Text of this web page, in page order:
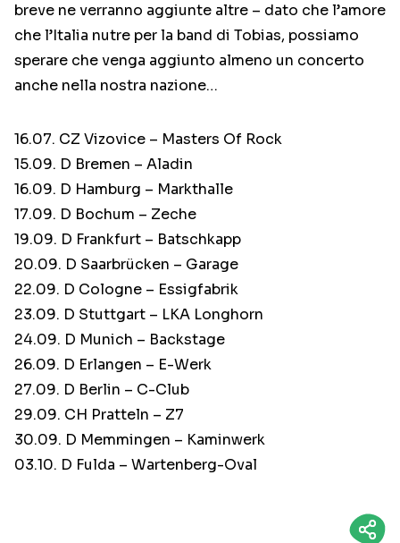
breve ne verranno aggiunte altre – dato che l’amore
che l’Italia nutre per la band di Tobias, possiamo
sperare che venga aggiunto almeno un concerto
anche nella nostra nazione…
16.07. CZ Vizovice – Masters Of Rock
15.09. D Bremen – Aladin
16.09. D Hamburg – Markthalle
17.09. D Bochum – Zeche
19.09. D Frankfurt – Batschkapp
20.09. D Saarbrücken – Garage
22.09. D Cologne – Essigfabrik
23.09. D Stuttgart – LKA Longhorn
24.09. D Munich – Backstage
26.09. D Erlangen – E-Werk
27.09. D Berlin – C-Club
29.09. CH Pratteln – Z7
30.09. D Memmingen – Kaminwerk
03.10. D Fulda – Wartenberg-Oval